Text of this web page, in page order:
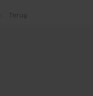
Terug